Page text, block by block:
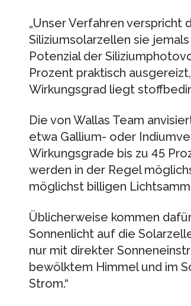
„Unser Verfahren verspricht
Siliziumsolarzellen sie
Potenzial der
Prozent praktisch
Wirkungsgrad liegt
Die von Wallas Team
etwa Gallium- oder
Wirkungsgrade bis zu 45
werden in der Regel
möglichst billigen
Üblicherweise kommen
Sonnenlicht auf die
nur mit direkter
bewölktem Himmel und im
Strom.“